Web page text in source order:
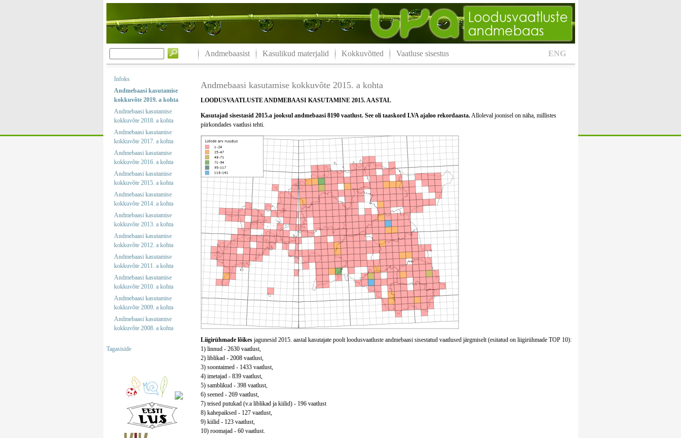
ENG
Andmebaasist Kasulikud materjalid Kokkuvõtted Vaatluse sisestus
Infoks
Andmebaasi kasutamise
kokkuvõte 2019. a kohta
Andmebaasi kasutamise
kokkuvõte 2018. a kohta
Andmebaasi kasutamise
kokkuvõte 2017. a kohta
Andmebaasi kasutamise
kokkuvõte 2016. a kohta
Andmebaasi kasutamise
kokkuvõte 2015. a kohta
Andmebaasi kasutamise
kokkuvõte 2014. a kohta
Andmebaasi kasutamise
kokkuvõte 2013. a kohta
Andmebaasi kasutamise
kokkuvõte 2012. a kohta
Andmebaasi kasutamise
kokkuvõte 2011. a kohta
Andmebaasi kasutamise
kokkuvõte 2010. a kohta
Andmebaasi kasutamise
kokkuvõte 2009. a kohta
Andmebaasi kasutamise
kokkuvõte 2008. a kohta
Tagasiside
Andmebaasi kasutamise kokkuvõte 2015. a kohta
LOODUSVAATLUSTE ANDMEBAASI KASUTAMINE 2015. AASTAL
Kasutajad sisestasid 2015.a jooksul andmebaasi 8190 vaatlust. See oli taaskord LVA ajaloo rekordaasta.Alloleval joonisel on näha, millistes
piirkondades vaatlusi tehti.
Liigirühmade lõikesjagunesid 2015. aastal kasutajate poolt loodusvaatluste andmebaasi sisestatud vaatlused järgmiselt (esitatud on liigirühmade TOP 10):
1) linnud - 2630 vaatlust,
2) liblikad - 2008 vaatlust,
3) soontaimed - 1433 vaatlust,
4) imetajad - 839 vaatlust,
5) samblikud - 398 vaatlust,
6) seened - 269 vaatlust,
7) teised putukad (v.a liblikad ja kiilid) - 196 vaatlust
8) kahepaiksed - 127 vaatlust,
9) kiilid - 123 vaatlust,
10) roomajad - 60 vaatlust.